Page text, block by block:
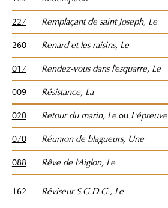
227 Remplaçant de saint Joseph, Le
260 Renard et les raisins, Le
017 Rendez-vous dans l'esquarre, Le
009 Résistance, La
020 Retour du marin, Leou L'épreuve
070 Réunion de blagueurs, Une
088 Rêve de l'Aiglon, Le
162 Réviseur S.G.D.G., Le